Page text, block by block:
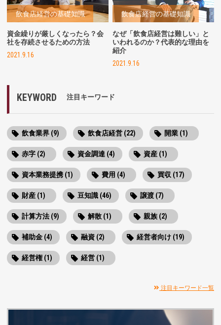
飲食店経営の基礎知識
資金繰りが厳しくなったら？会
社を存続させるための方法
2021.9.16
飲食店経営の基礎知識
なぜ「飲食店経営は難しい」と
いわれるのか？代表的な理由を
紹介
2021.9.16
KEYWORD 注目キーワード
飲食業界 (9) 飲食店経営 (22) 開業 (1)
赤字 (2) 資金調達 (4) 資産 (1)
資本業務提携 (1) 費用 (4) 買収 (17)
財産 (1) 豆知識 (46) 譲渡 (7)
計算方法 (9) 解散 (1) 親族 (2)
補助金 (4) 融資 (2) 経営者向け (19)
経営権 (1) 経営 (1)
注目キーワード一覧